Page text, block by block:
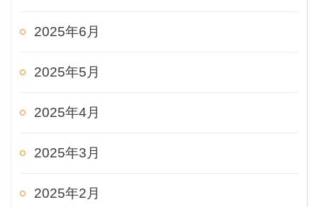
2025年6月
2025年5月
2025年4月
2025年3月
2025年2月